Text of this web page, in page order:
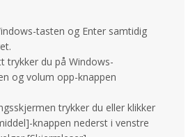
tasten og Enter samtidig
trykker du på Windows-
og volum opp-knappen
trykker du eller klikker
knappen nederst i venstre